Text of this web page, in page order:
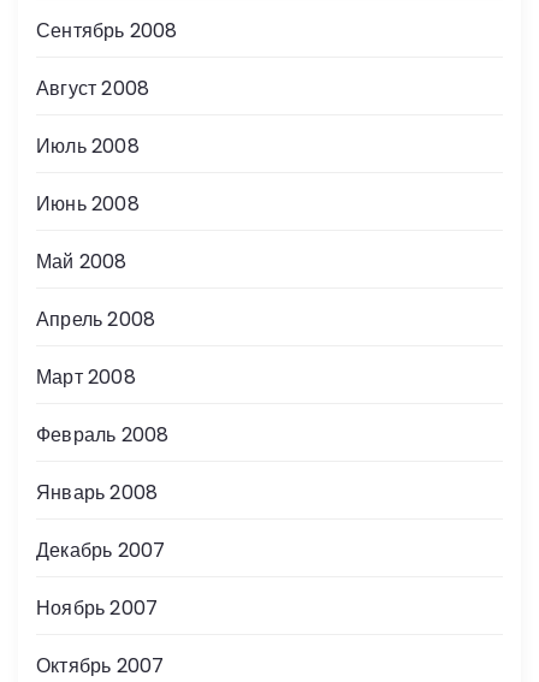
Сентябрь 2008
Август 2008
Июль 2008
Июнь 2008
Май 2008
Апрель 2008
Март 2008
Февраль 2008
Январь 2008
Декабрь 2007
Ноябрь 2007
Октябрь 2007